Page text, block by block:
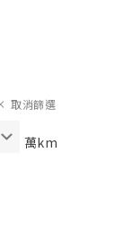
萬km
取消篩選